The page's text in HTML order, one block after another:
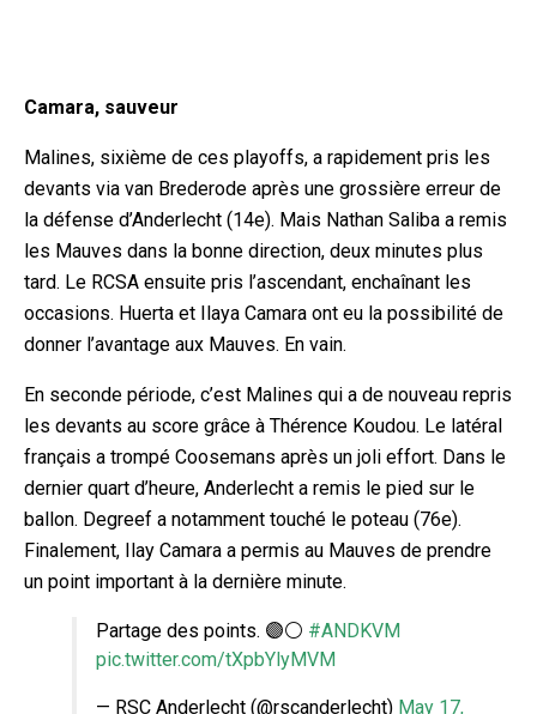
Camara, sauveur
Malines, sixième de ces playoffs, a rapidement pris les
devants via van Brederode après une grossière erreur de
la défense d’Anderlecht (14e). Mais Nathan Saliba a remis
les Mauves dans la bonne direction, deux minutes plus
tard. Le RCSA ensuite pris l’ascendant, enchaînant les
occasions. Huerta et Ilaya Camara ont eu la possibilité de
donner l’avantage aux Mauves. En vain.
En seconde période, c’est Malines qui a de nouveau repris
les devants au score grâce à Thérence Koudou. Le latéral
français a trompé Coosemans après un joli effort. Dans le
dernier quart d’heure, Anderlecht a remis le pied sur le
ballon. Degreef a notamment touché le poteau (76e).
Finalement, Ilay Camara a permis au Mauves de prendre
un point important à la dernière minute.
Partage des points. 🟣⚪️ #ANDKVM
pic.twitter.com/tXpbYlyMVM
— RSC Anderlecht (@rscanderlecht) May 17,